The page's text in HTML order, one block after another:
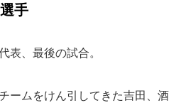
手
、最後の試合。
ームをけん引してきた吉田、酒